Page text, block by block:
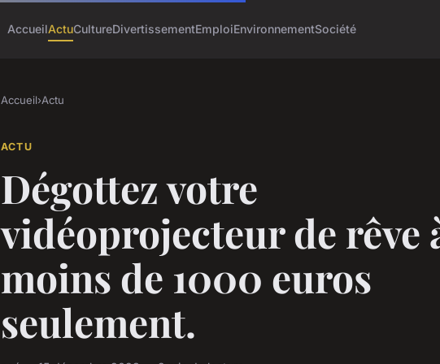
AccueilActuCultureDivertissementEmploiEnvironnementSociété
Accueil›Actu
ACTU
Dégottez votre
vidéoprojecteur de rêve
moins de 1000 euros
seulement.